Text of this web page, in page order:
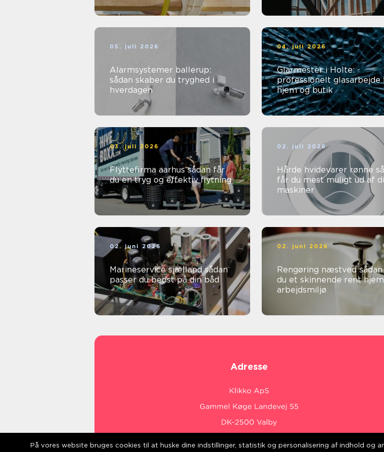
05. juli 2026
Alarmsystemer ballerup:
sådan skaber du tryghed i
hverdagen
04. juli 2026
Glarmester i Holte:
professionelt glasarbejde
hjem og butik
03. juli 2026
Flyttefirma aarhus sådan får
du en tryg og effektiv flytning
02. juli 2026
Hårde hvidevarer rønne sådan
får du mest muligt ud af
maskiner
02. juni 2026
Marineservice sjælland sådan
passer du bedst på din båd
02. juni 2026
Rengøring næstved sådan får
du et skinnende rent
arbejdsmiljø
Adresse
På vores website bruges cookies til at huske dine indstillinger, statistik og personalisering af indhold og